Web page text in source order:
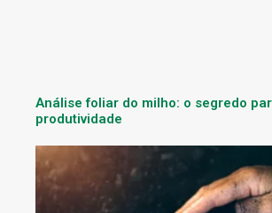
Análise foliar do milho: o segredo
produtividade